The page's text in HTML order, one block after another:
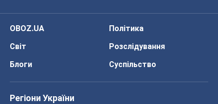
OBOZ.UA
Політика
Світ
Розслідування
Блоги
Суспільство
Регіони України